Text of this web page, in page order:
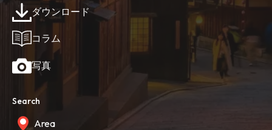
ダウンロード
コラム
写真
Search
Area